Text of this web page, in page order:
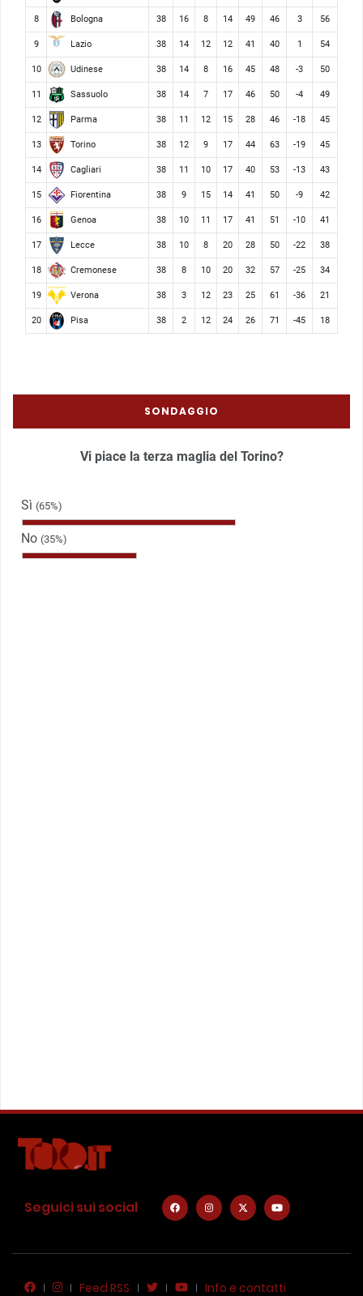
8 Bologna 38 16 8 14 49 46 3 56
9 Lazio 38 14 12 12 41 40 1 54
10 Udinese 38 14 8 16 45 48 -3 50
11 Sassuolo 38 14 7 17 46 50 -4 49
12 Parma 38 11 12 15 28 46 -18 45
13 Torino 38 12 9 17 44 63 -19 45
14 Cagliari 38 11 10 17 40 53 -13 43
15 Fiorentina 38 9 15 14 41 50 -9 42
16 Genoa 38 10 11 17 41 51 -10 41
17 Lecce 38 10 8 20 28 50 -22 38
18 Cremonese 38 8 10 20 32 57 -25 34
19 Verona 38 3 12 23 25 61 -36 21
20 Pisa 38 2 12 24 26 71 -45 18
SONDAGGIO
Vi piace la terza maglia del Torino?
Sì (65%)
No (35%)
Seguici sui social
Feed RSS Info e contatti